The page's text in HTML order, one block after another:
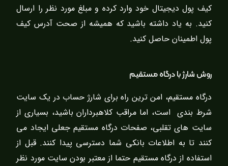
کیف پول دیجیتال خود وارد کرده و مبلغ مورد نظر را ارسال
کنید. به یاد داشته باشید که همیشه از صحت آدرس کیف
پول اطمینان حاصل کنید.
روش شارژ با درگاه مستقیم
درگاه مستقیم، امن ترین راه برای شارژ حساب در یک سایت
شرط بندی است، اما مراقب کلاهبرداران باشید، بسیاری از
سایت های تقلبی، صفحات درگاه مستقیم جعلی ایجاد می
کنند تا به اطلاعات بانکی شما دسترسی پیدا کنند. قبل از
استفاده از درگاه مستقیم حتما از معتبر بودن سایت مورد نظر